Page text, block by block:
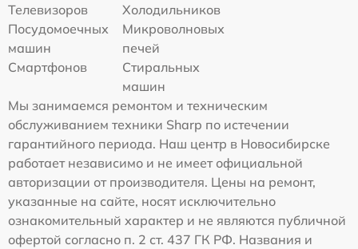
Телевизоров
Холодильников
Посудомоечных
машин
Микроволновых
печей
Смартфонов
Стиральных
машин
Мы занимаемся ремонтом и техническим
обслуживанием техники Sharp по истечении
гарантийного периода. Наш центр в Новосибирске
работает независимо и не имеет официальной
авторизации от производителя. Цены на ремонт,
указанные на сайте, носят исключительно
ознакомительный характер и не являются публичной
офертой согласно п. 2 ст. 437 ГК РФ. Названия и